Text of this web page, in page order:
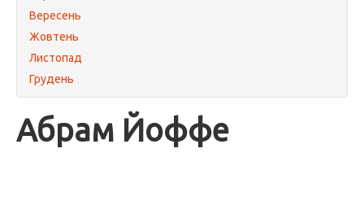
Вересень
Жовтень
Листопад
Грудень
Абрам Йоффе